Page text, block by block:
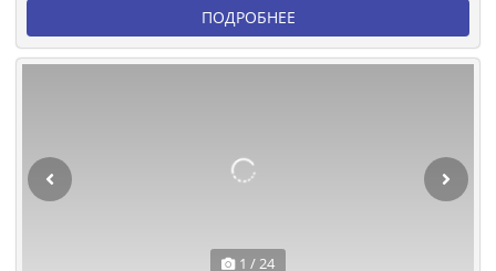
ПОДРОБНЕЕ
1 / 24